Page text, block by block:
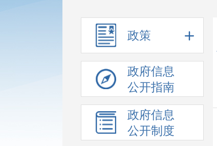
政策
政府信息
公开指南
政府信息
公开制度